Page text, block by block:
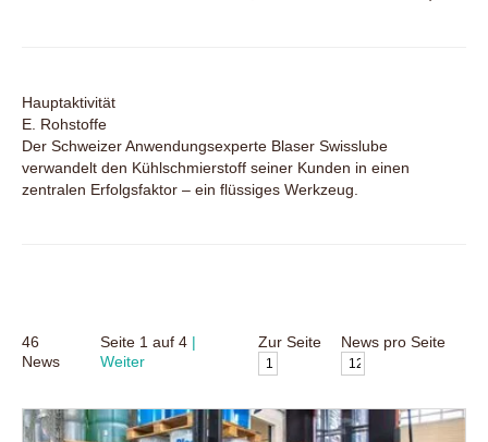
Hauptaktivität
E. Rohstoffe
Der Schweizer Anwendungsexperte Blaser Swisslube
verwandelt den Kühlschmierstoff seiner Kunden in einen
zentralen Erfolgsfaktor – ein flüssiges Werkzeug.
46
News
Seite 1 auf 4
Weiter
Zur Seite News pro Seite